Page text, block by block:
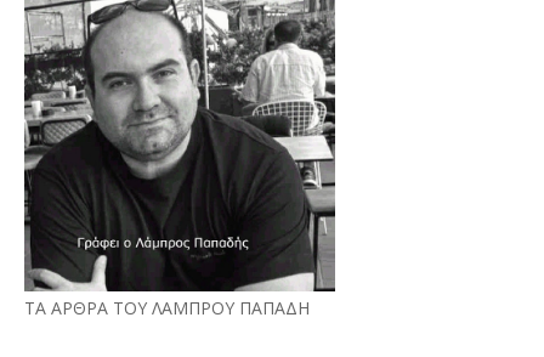
ΤΑ ΑΡΘΡΑ ΤΟΥ ΛΑΜΠΡΟΥ ΠΑΠΑΔΗ